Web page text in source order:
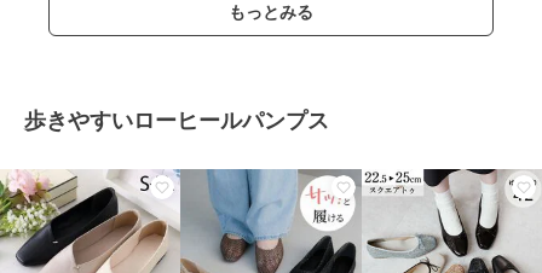
もっとみる
歩きやすいローヒールパンプス